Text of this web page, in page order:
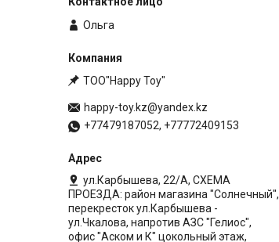
Ольга
ТОО"Happy Toy"
happy-toy.kz@yandex.kz
+77479187052, +77772409153
ул.Карбышева, 22/А, СХЕМА
ПРОЕЗДА: район магазина "Солнечный",
перекресток ул.Карбышева -
ул.Чкалова, напротив АЗС "Гелиос",
офис "Аском и К" цокольный этаж,